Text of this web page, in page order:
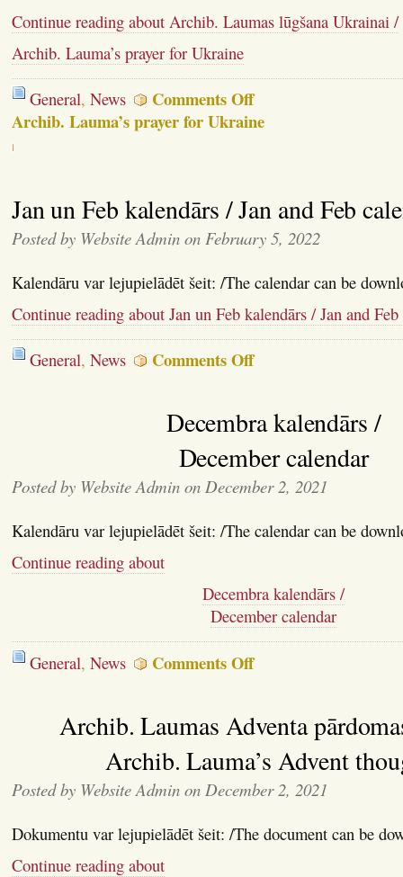
Continue reading about Archib. Laumas lūgšana Ukrainai /
Archib. Lauma’s prayer for Ukraine
General, News Comments Offon
Archib.
Laumas
Archib. Lauma’s prayer for Ukraine
Jan un Feb kalendārs / Jan and Feb
Posted by Website Admin on February 5, 2022
Kalendāru var lejupielādēt šeit: /The calendar can be
Continue reading about Jan un Feb kalendārs / Jan and
General, News Comments Offon
Jan
kalendārs
/
Jan
and
Feb
calendar
Decembra kalendārs /
December calendar
Posted by Website Admin on December 2, 2021
Kalendāru var lejupielādēt šeit: /The calendar can be
Continue reading about
Decembra kalendārs /
December calendar
General, News Comments Offon
Decembra
December
calendar
Archib. Laumas Adventa
Archib. Lauma’s Advent
Posted by Website Admin on December 2, 2021
Dokumentu var lejupielādēt šeit: /The document can be
Continue reading about